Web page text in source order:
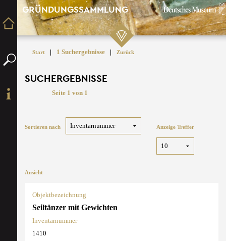
GRÜNDUNGSSAMMLUNG
Start | 1 Suchergebnisse | Zurück
SUCHERGEBNISSE
Seite 1 von 1
Sortieren nach Anzeige Treffer
Ansicht
Objektbezeichnung
Seiltänzer mit Gewichten
Inventarnummer
1410